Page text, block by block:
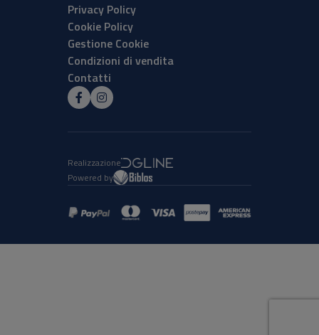
Privacy Policy
Cookie Policy
Gestione Cookie
Condizioni di vendita
Contatti
Realizzazione
Powered by